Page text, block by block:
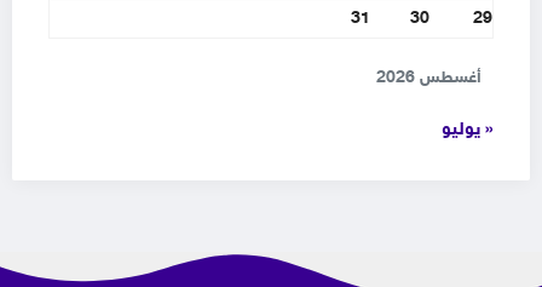
أغسطس 2026
29
30
31
« يوليو